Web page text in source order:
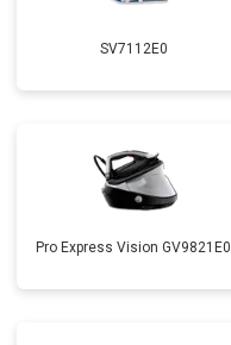
SV7112E0
Pro Express Vision GV9821E0